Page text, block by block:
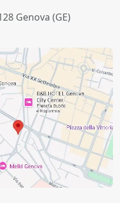
Genova (GE)